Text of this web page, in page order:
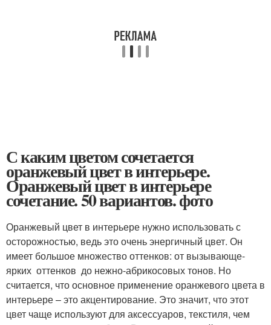
С каким цветом сочетается
оранжевый цвет в интерьере.
Оранжевый цвет в интерьере
сочетание. 50 вариантов. фото
Оранжевый цвет в интерьере нужно использовать с
осторожностью, ведь это очень энергичный цвет. Он
имеет большое множество оттенков: от вызывающе-
ярких оттенков до нежно-абрикосовых тонов. Но
считается, что основное применение оранжевого цвета в
интерьере – это акцентирование. Это значит, что этот
цвет чаще используют для аксессуаров, текстиля, чем